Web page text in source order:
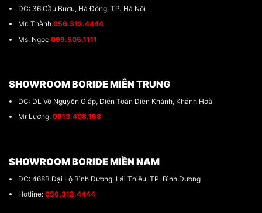
DC: 36 Cầu Bươu, Hà Đông, TP. Hà Nội
Mr: Thành 056.312.4444
Ms: Ngọc 099.505.1111
SHOWROOM BORIDE MIÊN TRUNG
DC: DL Võ Nguyên Giáp, Diên Toàn Diên Khánh, Khánh Hoà
Mr Lượng: 0913.408.158
SHOWROOM BORIDE MIỀN NAM
DC: 468B Đại Lộ Bình Dương, Lái Thiêu, TP. Bình Dương
Hotline: 056.312.4444